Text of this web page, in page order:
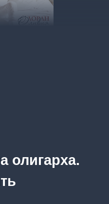
олигарха.